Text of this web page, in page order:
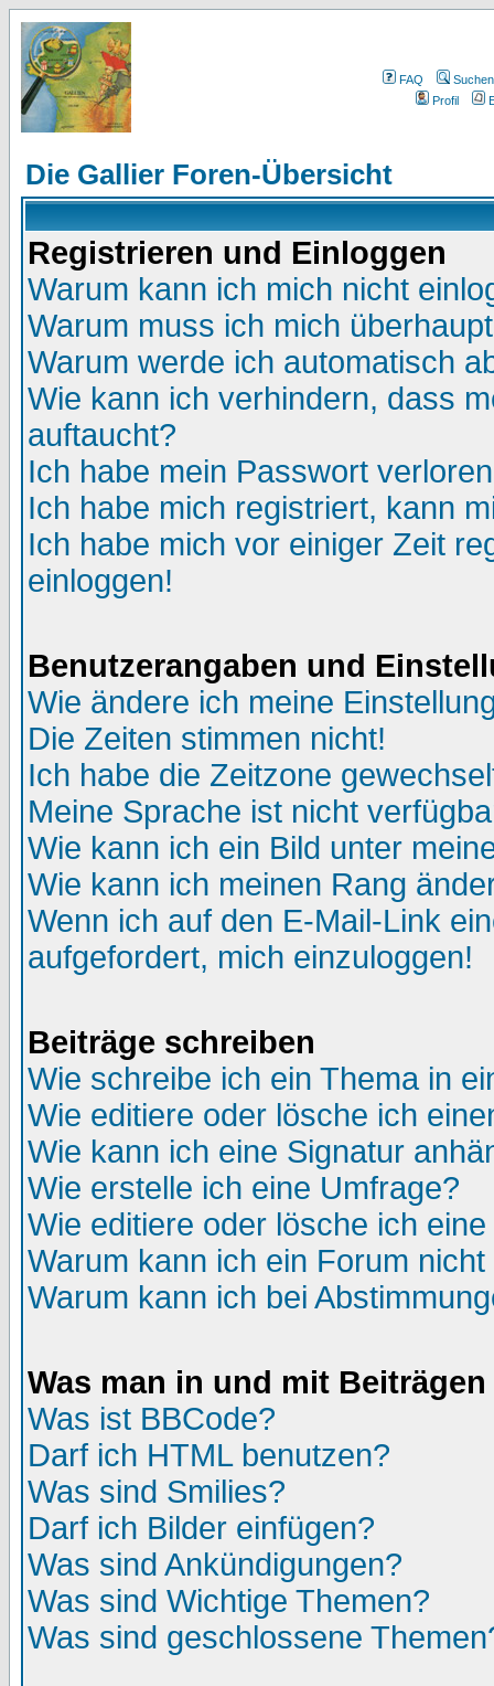
FAQ
Suchen
Profil
Die Gallier Foren-Übersicht
Registrieren und Einloggen
Warum kann ich mich nicht
Warum muss ich mich
Warum werde ich automatisch
Wie kann ich verhindern, dass
auftaucht?
Ich habe mein Passwort
Ich habe mich registriert, kann
Ich habe mich vor einiger Zeit
einloggen!
Benutzerangaben und
Wie ändere ich meine
Die Zeiten stimmen nicht!
Ich habe die Zeitzone
Meine Sprache ist nicht
Wie kann ich ein Bild unter
Wie kann ich meinen Rang
Wenn ich auf den E-Mail-Link
aufgefordert, mich einzuloggen!
Beiträge schreiben
Wie schreibe ich ein Thema in
Wie editiere oder lösche ich
Wie kann ich eine Signatur
Wie erstelle ich eine Umfrage?
Wie editiere oder lösche ich
Warum kann ich ein Forum
Warum kann ich bei
Was man in und mit
Was ist BBCode?
Darf ich HTML benutzen?
Was sind Smilies?
Darf ich Bilder einfügen?
Was sind Ankündigungen?
Was sind Wichtige Themen?
Was sind geschlossene